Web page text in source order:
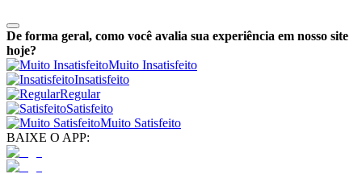
De forma geral, como você avalia sua experiência em nosso site
hoje?
Muito Insatisfeito
Insatisfeito
Regular
Satisfeito
Muito Satisfeito
BAIXE O APP: